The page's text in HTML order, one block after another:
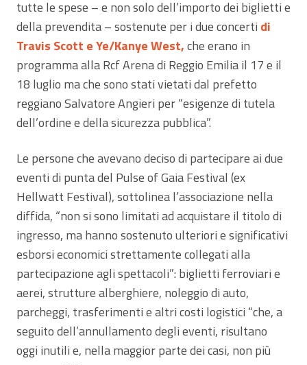
tutte le spese – e non solo dell’importo dei biglietti e
della prevendita – sostenute per i due concerti di
Travis Scott e Ye/Kanye West,che erano in
programma alla Rcf Arena di Reggio Emilia il 17 e il
18 luglio ma che sono stati vietati dal prefetto
reggiano Salvatore Angieri per “esigenze di tutela
dell’ordine e della sicurezza pubblica”.
Le persone che avevano deciso di partecipare ai due
eventi di punta del Pulse of Gaia Festival (ex
Hellwatt Festival), sottolinea l’associazione nella
diffida, “non si sono limitati ad acquistare il titolo di
ingresso, ma hanno sostenuto ulteriori e significativi
esborsi economici strettamente collegati alla
partecipazione agli spettacoli”: biglietti ferroviari e
aerei, strutture alberghiere, noleggio di auto,
parcheggi, trasferimenti e altri costi logistici “che, a
seguito dell’annullamento degli eventi, risultano
oggi inutili e, nella maggior parte dei casi, non più